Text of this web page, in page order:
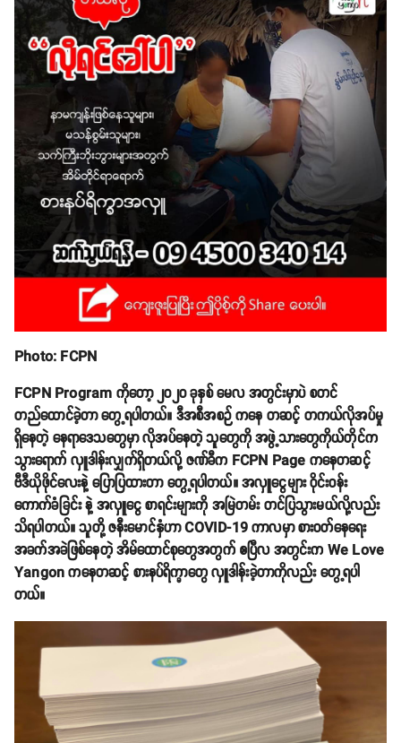
Photo: FCPN
FCPN Program ကိုတော့ ၂၀၂၀ ခုနှစ် မေလ အတွင်းမှာပဲ စတင်
တည်ထောင်ခဲ့တာ တွေ့ရပါတယ်။ ဒီအစီအစဉ် ကနေ တဆင့် တကယ်လိုအပ်မှု
ရှိနေတဲ့ နေရာဒေသတွေမှာ လိုအပ်နေတဲ့ သူတွေကို အဖွဲ့သားတွေကိုယ်တိုင်က
သွားရောက် လှူဒါန်းလျှက်ရှိတယ်လို့ ဇဏ်ခီက FCPN Page ကနေတဆင့်
ဗီဒီယိုဖိုင်လေးနဲ့ ပြောပြထားတာ တွေ့ရပါတယ်။ အလှူငွေများ ဝိုင်းဝန်း
ကောက်ခံခြင်း နဲ့ အလှူငွေ စာရင်းများကို အမြဲတမ်း တင်ပြသွားမယ်လို့လည်း
သိရပါတယ်။ သူတို့ ဇနီးမောင်နှံဟာ COVID-19 ကာလမှာ စားဝတ်နေရေး
အခက်အခဲဖြစ်နေတဲ့ အိမ်ထောင်စုတွေအတွက် ဧပြီလ အတွင်းက We Love
Yangon ကနေတဆင့် စားနပ်ရိက္ခာတွေ လှူဒါန်းခဲ့တာကိုလည်း တွေ့ရပါ
တယ်။